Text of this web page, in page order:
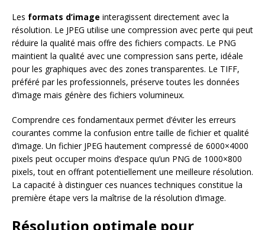
Les formats d’image interagissent directement avec la
résolution. Le JPEG utilise une compression avec perte qui peut
réduire la qualité mais offre des fichiers compacts. Le PNG
maintient la qualité avec une compression sans perte, idéale
pour les graphiques avec des zones transparentes. Le TIFF,
préféré par les professionnels, préserve toutes les données
d’image mais génère des fichiers volumineux.
Comprendre ces fondamentaux permet d’éviter les erreurs
courantes comme la confusion entre taille de fichier et qualité
d’image. Un fichier JPEG hautement compressé de 6000×4000
pixels peut occuper moins d’espace qu’un PNG de 1000×800
pixels, tout en offrant potentiellement une meilleure résolution.
La capacité à distinguer ces nuances techniques constitue la
première étape vers la maîtrise de la résolution d’image.
Résolution optimale pour